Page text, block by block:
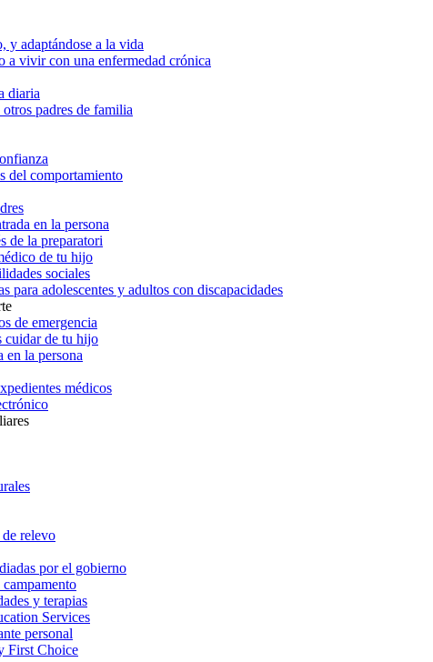
y adaptándose a la vida
a vivir con una enfermedad crónica
diaria
padres de familia
del comportamiento
en la persona
de la preparatori
de tu hijo
sociales
para adolescentes y adultos con discapacidades
de emergencia
cuidar de tu hijo
en la persona
médicos
relevo
por el gobierno
y terapias
Services
personal
First Choice